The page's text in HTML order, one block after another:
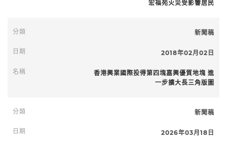
宏福苑火災受影響居民
新聞稿
2018年02月02日
香港興業國際投得第四塊嘉興優質地塊 進
一步擴大長三角版圖
新聞稿
2026年03月18日